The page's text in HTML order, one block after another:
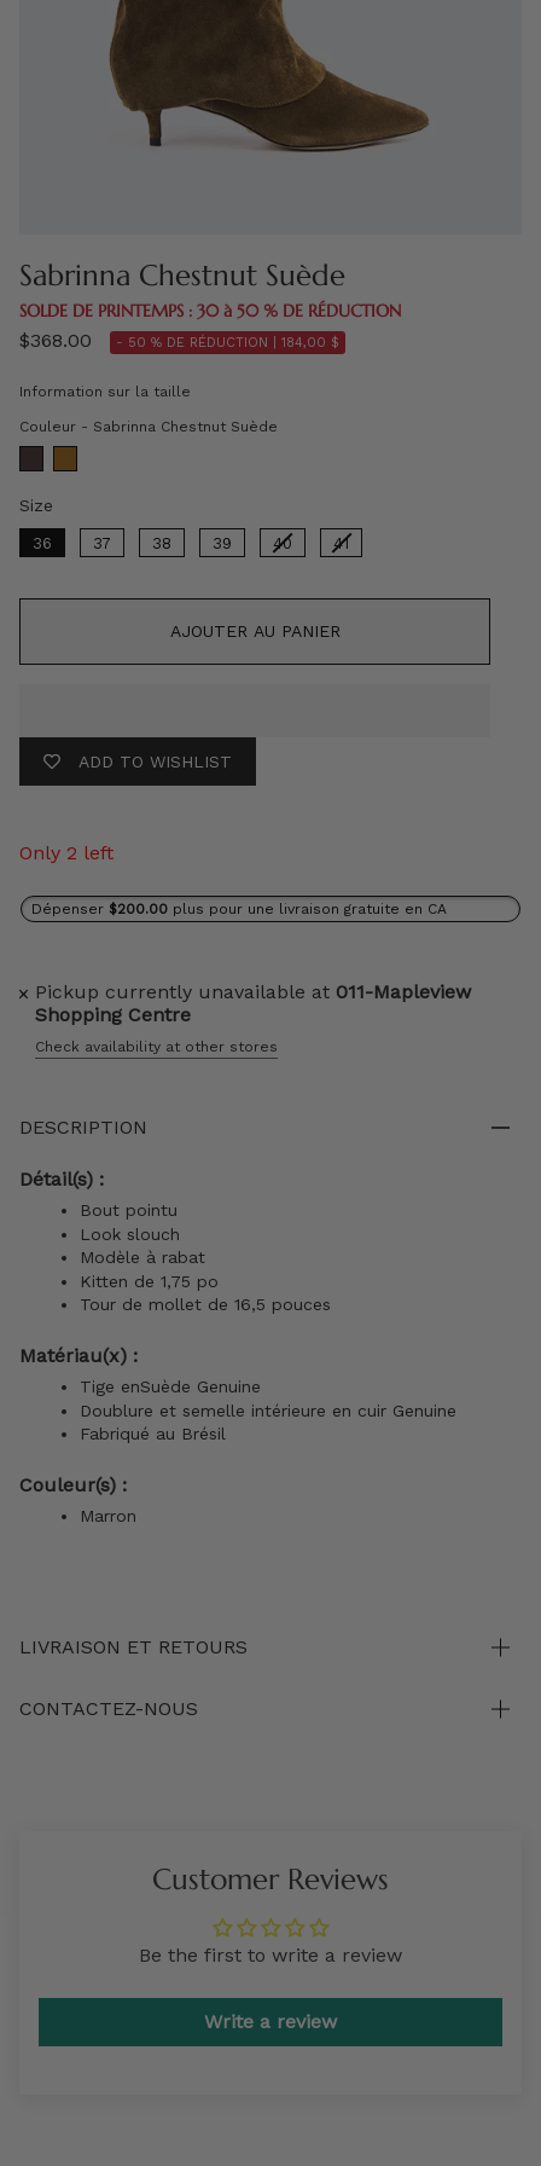
Sabrinna Chestnut Suède
SOLDE DE PRINTEMPS : 30 à 50 % DE RÉDUCTION
$368.00 - 50 % DE RÉDUCTION | 184,00 $
Information sur la taille
Couleur - Sabrinna Chestnut Suède
Size
36 37 38 39 40 41
AJOUTER AU PANIER
ADD TO WISHLIST
Only 2 left
Dépenser $200.00 plus pour une livraison gratuite en CA
Pickup currently unavailable at 011-Mapleview
Shopping Centre
Check availability at other stores
DESCRIPTION
Détail(s) :
Bout pointu
Look slouch
Modèle à rabat
Kitten de 1,75 po
Tour de mollet de 16,5 pouces
Matériau(x) :
Tige enSuède Genuine
Doublure et semelle intérieure en cuir Genuine
Fabriqué au Brésil
Couleur(s) :
Marron
LIVRAISON ET RETOURS
CONTACTEZ-NOUS
Customer Reviews
Be the first to write a review
Write a review